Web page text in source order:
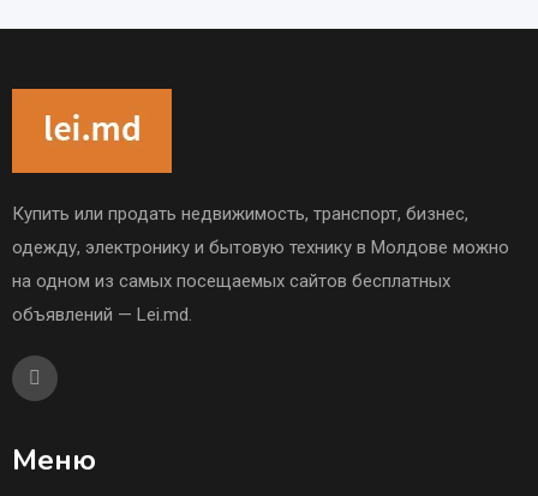
Купить или продать недвижимость, транспорт, бизнес,
одежду, электронику и бытовую технику в Молдове можно
на одном из самых посещаемых сайтов бесплатных
объявлений — Lei.md.
Меню